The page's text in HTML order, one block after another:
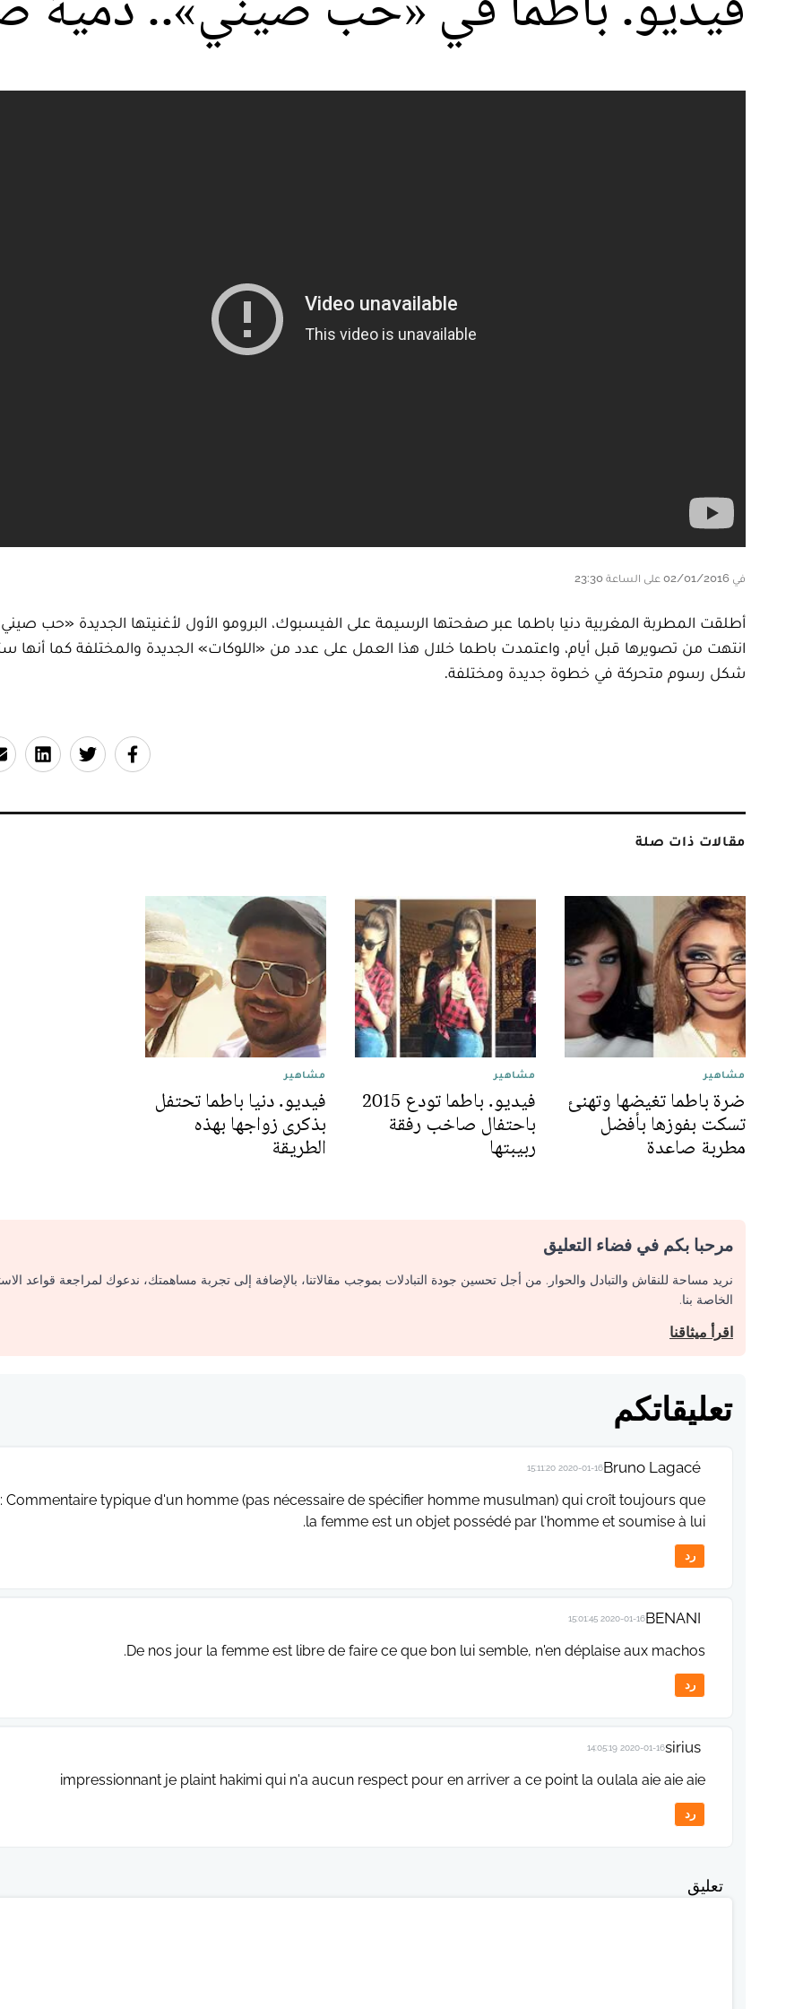
في 02/01/2016 على الساعة 23:30
أطلقت المطربة المغربية دنيا باطما عبر صفحتها الرسيمة على الفيسبوك، البرومو الأول لأغنيتها الجديدة «حب
انتهت من تصويرها قبل أيام، واعتمدت باطما خلال هذا العمل على عدد من «اللوكات» الجديدة والمختلفة كما أنها
شكل رسوم متحركة في خطوة جديدة ومختلفة.
مقالات ذات صلة
مشاهير
ضرة باطما تغيضها وتهنئ
تسكت بفوزها بأفضل
مطربة صاعدة
مشاهير
فيديو. باطما تودع 2015
باحتفال صاخب رفقة
ربيبتها
مشاهير
فيديو. دنيا باطما تحتفل
بذكرى زواجها بهذه
الطريقة
مرحبا بكم في فضاء التعليق
نريد مساحة للنقاش والتبادل والحوار. من أجل تحسين جودة التبادلات بموجب مقالاتنا، بالإضافة إلى تجربة مساهمتك، ندعوك لمراجعة قواعد
الخاصة بنا.
اقرأ ميثاقنا
تعليقاتكم
Bruno Lagacé
2020-01-16 15:11:20
Commentaire typique d'un homme (pas nécessaire de spécifier homme musulman) qui croît toujours que
la femme est un objet possédé par l'homme et soumise à lui.
رد
BENANI
2020-01-16 15:01:45
De nos jour la femme est libre de faire ce que bon lui semble, n'en déplaise aux machos.
رد
sirius
2020-01-16 14:05:19
impressionnant je plaint hakimi qui n'a aucun respect pour en arriver a ce point la oulala aie aie aie
رد
تعليق